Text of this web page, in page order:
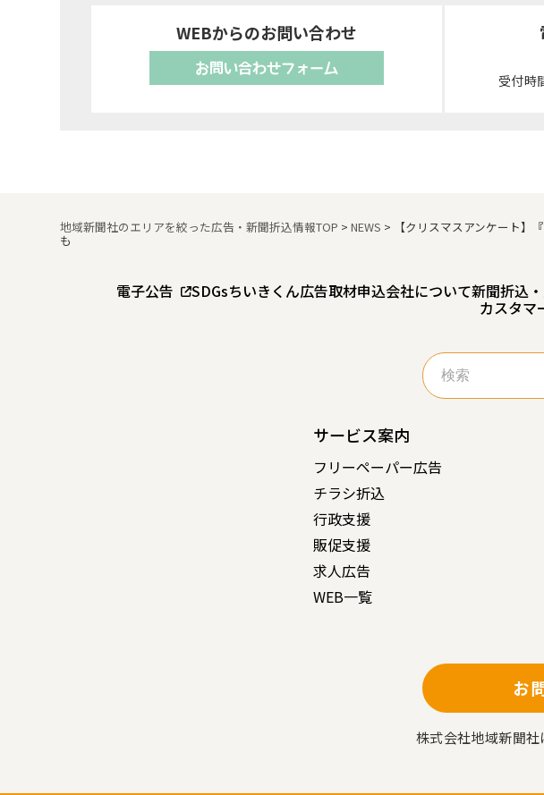
WEBからのお問い合わせ
お問い合わせフォーム
受付時
地域新聞社のエリアを絞った広告・新聞折込情報TOP >NEWS > 【クリスマスアンケート】
も
電子公告 SDGsちいきくん広告取材申込会社について新聞折込
カスタマ
検
索:
サービス案内
フリーペーパー広告
チラシ折込
行政支援
販促支援
求人広告
WEB一覧
お
株式会社地域新聞社